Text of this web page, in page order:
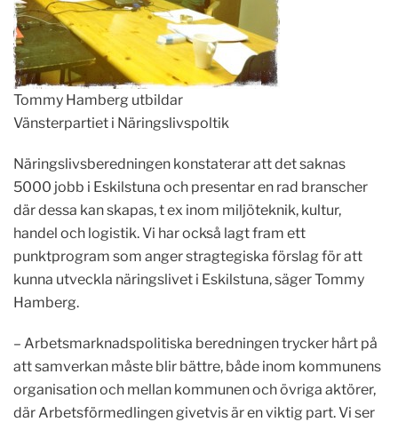
Tommy Hamberg utbildar
Vänsterpartiet i Näringslivspoltik
Näringslivsberedningen konstaterar att det saknas
5000 jobb i Eskilstuna och presentar en rad branscher
där dessa kan skapas, t ex inom miljöteknik, kultur,
handel och logistik. Vi har också lagt fram ett
punktprogram som anger stragtegiska förslag för att
kunna utveckla näringslivet i Eskilstuna, säger Tommy
Hamberg.
– Arbetsmarknadspolitiska beredningen trycker hårt på
att samverkan måste blir bättre, både inom kommunens
organisation och mellan kommunen och övriga aktörer,
där Arbetsförmedlingen givetvis är en viktig part. Vi ser